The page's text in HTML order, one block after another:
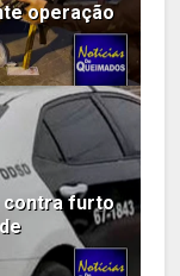
operação
contra furto